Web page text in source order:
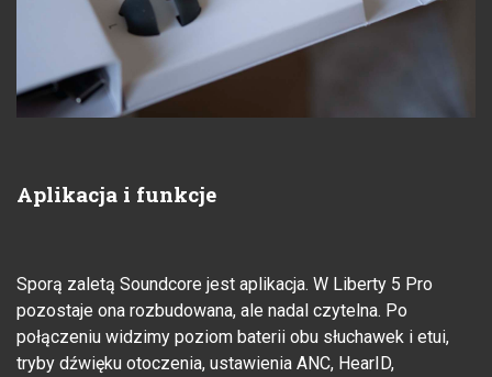
Aplikacja i funkcje
Sporą zaletą Soundcore jest aplikacja. W Liberty 5 Pro
pozostaje ona rozbudowana, ale nadal czytelna. Po
połączeniu widzimy poziom baterii obu słuchawek i etui,
tryby dźwięku otoczenia, ustawienia ANC, HearID,